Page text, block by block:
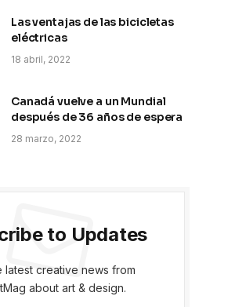
Las ventajas de las bicicletas
eléctricas
18 abril, 2022
Canadá vuelve a un Mundial
después de 36 años de espera
28 marzo, 2022
to Updates
latest creative news from
about art & design.